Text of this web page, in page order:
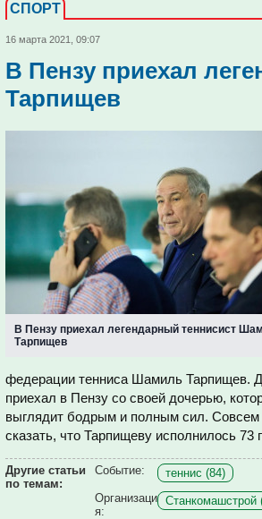
СПОРТ
16 марта 2021, 09:07
В Пензу приехал
Тарпищев
В Пензу приехал легендарный теннисист
Тарпищев
федерации тенниса Шамиль Тарпищев.
приехал в Пензу со своей дочерью,
выглядит бодрым и полным сил. Совсем
сказать, что Тарпищеву исполнилось 73
Другие статьи
по темам:
Событие:
теннис (84)
Организаци
я:
Станкомашстрой